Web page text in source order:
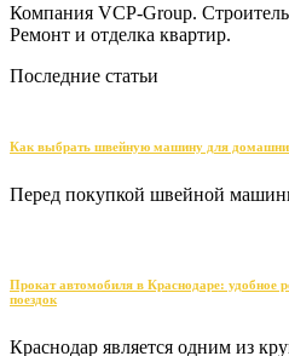
Компания VCP-Group.
Ремонт и отделка квартир.
Последние статьи
Как выбрать швейную машину для
Перед покупкой швейной
Прокат автомобиля в Краснодаре: удобное
поездок
Краснодар является одним из